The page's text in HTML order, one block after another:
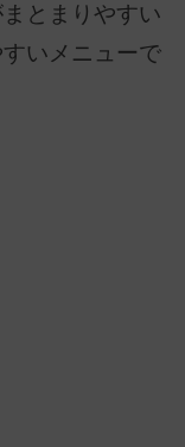
とまりやすい
いメニューで